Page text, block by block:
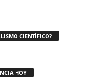
CIENTÍFICO?
HOY